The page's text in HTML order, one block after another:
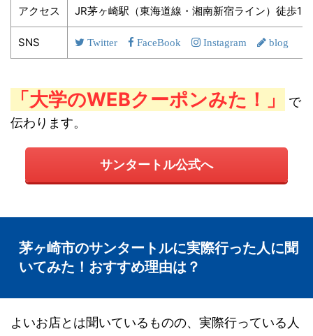
アクセス JR茅ヶ崎駅（東海道線・湘南新宿ライン）徒歩
SNS Twitter FaceBook Instagram blog
「大学のWEBクーポンみた！」
で
伝わります。
サンタートル公式へ
茅ヶ崎市のサンタートルに実際行った人に聞
いてみた！おすすめ理由は？
よいお店とは聞いているものの、実際行っている人